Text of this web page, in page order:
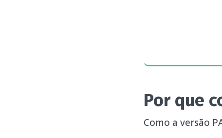
Por que
Como a versão